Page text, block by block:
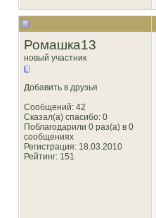
Ромашка13
новый участник
Добавить в друзья
Сообщений: 42
Сказал(а) спасибо: 0
Поблагодарили 0 раз(а) в 0
сообщениях
Регистрация: 18.03.2010
Рейтинг: 151